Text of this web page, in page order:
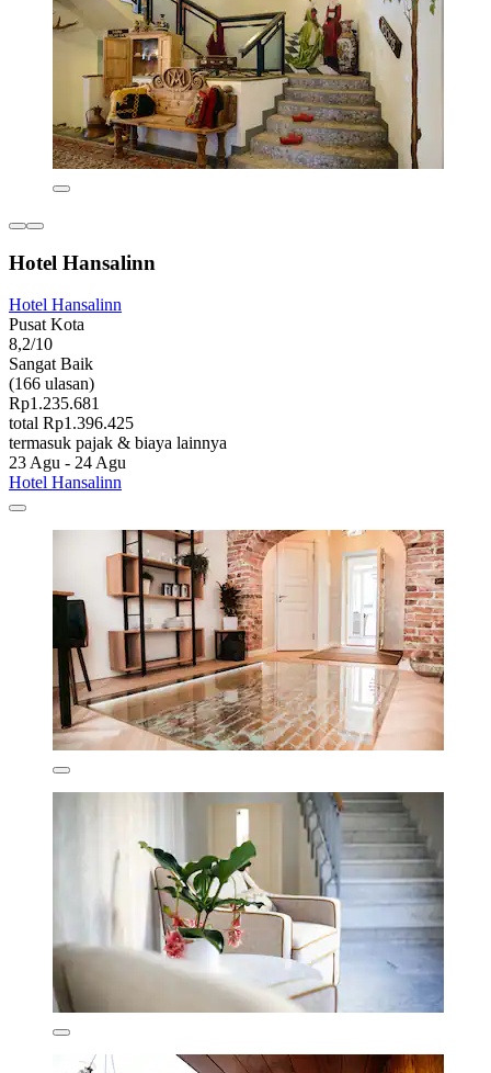
Hotel Hansalinn
Hotel Hansalinn
Pusat Kota
8,2/10
Sangat Baik
(166 ulasan)
Rp1.235.681
total Rp1.396.425
termasuk pajak & biaya lainnya
23 Agu - 24 Agu
Hotel Hansalinn